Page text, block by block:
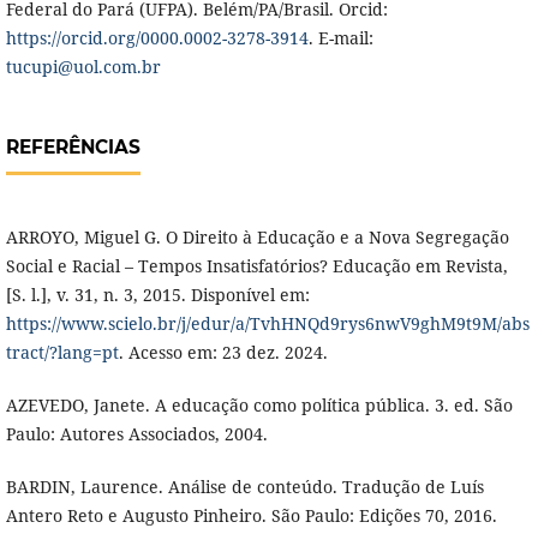
Federal do Pará (UFPA). Belém/PA/Brasil. Orcid:
https://orcid.org/0000.0002-3278-3914. E-mail:
tucupi@uol.com.br
REFERÊNCIAS
ARROYO, Miguel G. O Direito à Educação e a Nova Segregação
Social e Racial – Tempos Insatisfatórios? Educação em Revista,
[S. l.], v. 31, n. 3, 2015. Disponível em:
https://www.scielo.br/j/edur/a/TvhHNQd9rys6nwV9ghM9t9M/abs
tract/?lang=pt. Acesso em: 23 dez. 2024.
AZEVEDO, Janete. A educação como política pública. 3. ed. São
Paulo: Autores Associados, 2004.
BARDIN, Laurence. Análise de conteúdo. Tradução de Luís
Antero Reto e Augusto Pinheiro. São Paulo: Edições 70, 2016.